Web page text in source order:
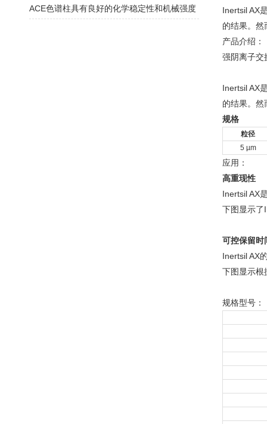
Inertsil AX
的结果。然
产品介绍：
强阴离子交
Inertsil AX
的结果。然
规格
粒径
5 µm
应用：
高重现性
Inertsil AX
下图显示了
可控保留时
Inertsil AX
下图显示根
规格型号：
ACE色谱柱具有良好的化学稳定性和机械强度